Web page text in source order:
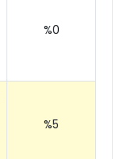
%0
%5